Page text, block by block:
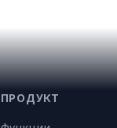
ПРОДУКТ